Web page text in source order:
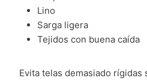
Lino
Sarga ligera
Tejidos con buena caída
Evita telas demasiado rígidas